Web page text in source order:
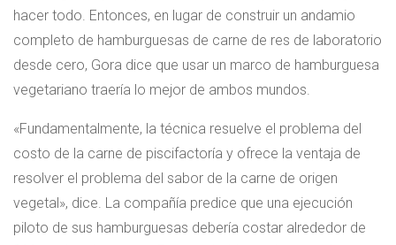
hacer todo. Entonces, en lugar de construir un andamio
completo de hamburguesas de carne de res de laboratorio
desde cero, Gora dice que usar un marco de hamburguesa
vegetariano traería lo mejor de ambos mundos.
«Fundamentalmente, la técnica resuelve el problema del
costo de la carne de piscifactoría y ofrece la ventaja de
resolver el problema del sabor de la carne de origen
vegetal», dice. La compañía predice que una ejecución
piloto de sus hamburguesas debería costar alrededor de